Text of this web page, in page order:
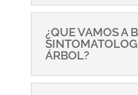
¿QUE VAMOS A
ÁRBOL?